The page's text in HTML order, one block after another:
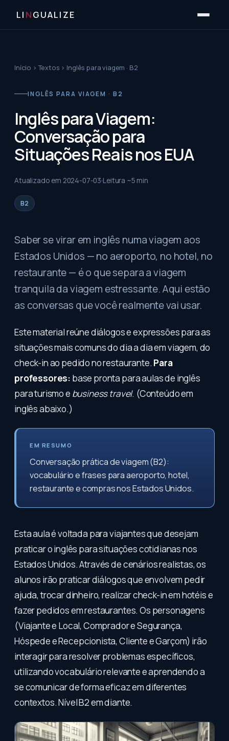
LI NGUALIZE
Início ›Textos › Inglês para viagem · B2
INGLÊS PARA VIAGEM · B2
Inglês para Viagem:
Conversação para
Situações Reais nos EUA
Atualizado em 2024-07-03 Leitura ~5 min
B2
Saber se virar em inglês numa viagem aos
Estados Unidos — no aeroporto, no hotel, no
restaurante — é o que separa a viagem
tranquila da viagem estressante. Aqui estão
as conversas que você realmente vai usar.
Este material reúne diálogos e expressões para as
situações mais comuns do dia a dia em viagem, do
check-in ao pedido no restaurante. Para
professores: base pronta para aulas de inglês
para turismo e business travel. (Conteúdo em
inglês abaixo.)
EM RESUMO
Conversação prática de viagem (B2):
vocabulário e frases para aeroporto, hotel,
restaurante e compras nos Estados Unidos.
Esta aula é voltada para viajantes que desejam
praticar o inglês para situações cotidianas nos
Estados Unidos. Através de cenários realistas, os
alunos irão praticar diálogos que envolvem pedir
ajuda, trocar dinheiro, realizar check-in em hotéis e
fazer pedidos em restaurantes. Os personagens
(Viajante e Local, Comprador e Segurança,
Hóspede e Recepcionista, Cliente e Garçom) irão
interagir para resolver problemas específicos,
utilizando vocabulário relevante e aprendendo a
se comunicar de forma eficaz em diferentes
contextos. Nível B2 em diante.